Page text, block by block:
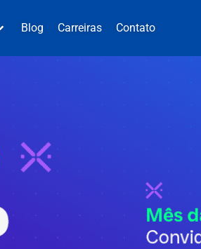
Blog Carreiras Contato